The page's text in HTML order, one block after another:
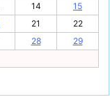
14
15
21
22
28
29